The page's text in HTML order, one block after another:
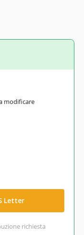
modificare
Letter
richiesta